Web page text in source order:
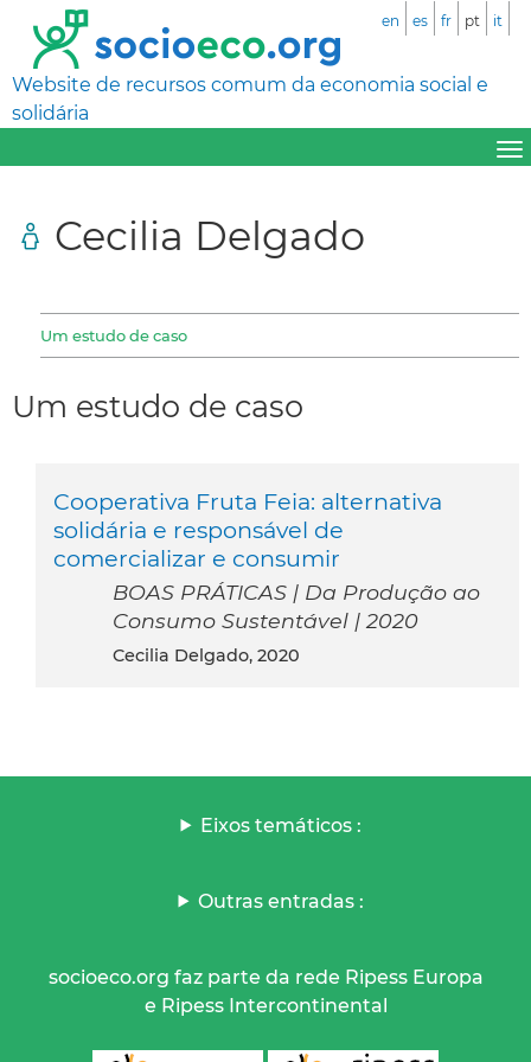
Website de recursos comum da economia social e
solidária
en es fr pt it
Cecilia Delgado
Um estudo de caso
Um estudo de caso
Cooperativa Fruta Feia: alternativa
solidária e responsável de
comercializar e consumir
BOAS PRÁTICAS | Da Produção ao
Consumo Sustentável | 2020
Cecilia Delgado, 2020
Eixos temáticos :
Outras entradas :
socioeco.org faz parte da rede Ripess Europa
e Ripess Intercontinental